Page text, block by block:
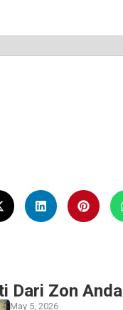
Dari Zon Anda
May 5, 2026